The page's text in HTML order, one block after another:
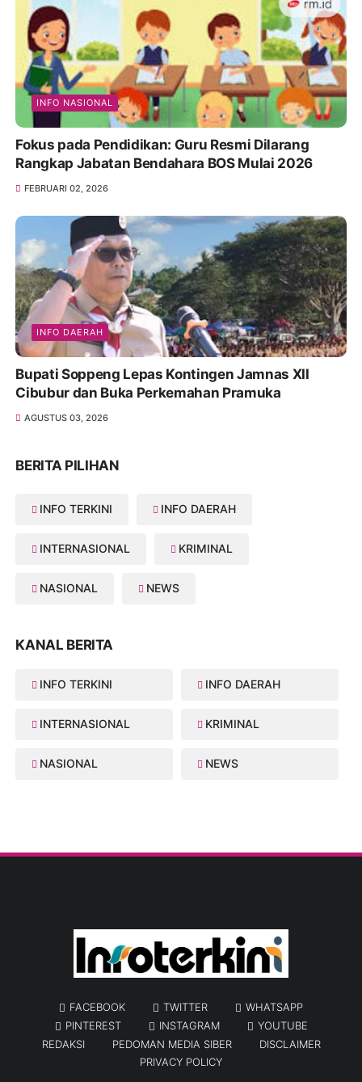
INFO NASIONAL
Fokus pada Pendidikan: Guru Resmi Dilarang
Rangkap Jabatan Bendahara BOS Mulai 2026
FEBRUARI 02, 2026
INFO DAERAH
Bupati Soppeng Lepas Kontingen Jamnas XII
Cibubur dan Buka Perkemahan Pramuka
AGUSTUS 03, 2026
BERITA PILIHAN
INFO TERKINI INFO DAERAH
INTERNASIONAL KRIMINAL
NASIONAL NEWS
KANAL BERITA
INFO TERKINI INFO DAERAH
INTERNASIONAL KRIMINAL
NASIONAL NEWS
FACEBOOK TWITTER
WHATSAPP
PINTEREST
INSTAGRAM
YOUTUBE
REDAKSI
PEDOMAN MEDIA SIBER
DISCLAIMER
PRIVACY POLICY